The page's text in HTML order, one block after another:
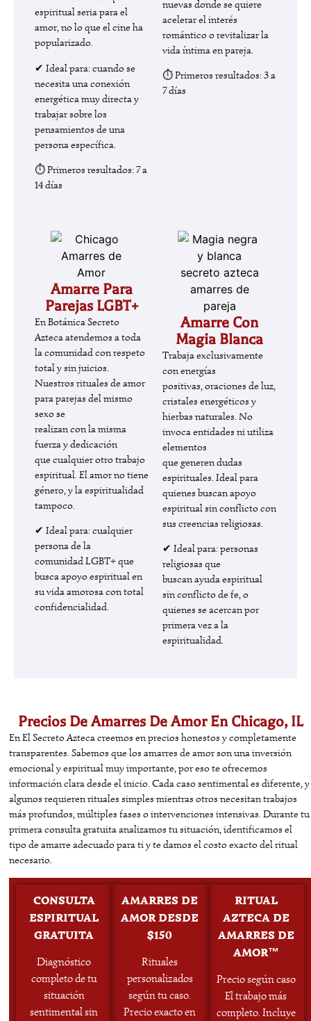
espiritual seria para el
amor, no lo que el cine ha
popularizado.
✔ Ideal para: cuando se
necesita una conexión
energética muy directa y
trabajar sobre los
pensamientos de una
persona específica.
⏱ Primeros resultados: 7 a
14 días
nuevas donde se quiere
acelerar el interés
romántico o revitalizar la
vida íntima en pareja.
⏱ Primeros resultados: 3 a
7 días
Amarre Para
Parejas LGBT+
En Botánica Secreto
Azteca atendemos a toda
la comunidad con respeto
total y sin juicios.
Nuestros rituales de amor
para parejas del mismo
sexo se
realizan con la misma
fuerza y dedicación
que cualquier otro trabajo
espiritual. El amor no tiene
género, y la espiritualidad
tampoco.
✔ Ideal para: cualquier
persona de la
comunidad LGBT+ que
busca apoyo espiritual en
su vida amorosa con total
confidencialidad.
Amarre Con
Magia Blanca
Trabaja exclusivamente
con energías
positivas, oraciones de luz,
cristales energéticos y
hierbas naturales. No
invoca entidades ni utiliza
elementos
que generen dudas
espirituales. Ideal para
quienes buscan apoyo
espiritual sin conflicto con
sus creencias religiosas.
✔ Ideal para: personas
religiosas que
buscan ayuda espiritual
sin conflicto de fe, o
quienes se acercan por
primera vez a la
espiritualidad.
Precios De Amarres De Amor En Chicago, IL
En El Secreto Azteca creemos en precios honestos y completamente
transparentes. Sabemos que los amarres de amor son una inversión
emocional y espiritual muy importante, por eso te ofrecemos
información clara desde el inicio. Cada caso sentimental es diferente, y
algunos requieren rituales simples mientras otros necesitan trabajos
más profundos, múltiples fases o intervenciones intensivas. Durante tu
primera consulta gratuita analizamos tu situación, identificamos el
tipo de amarre adecuado para ti y te damos el costo exacto del ritual
necesario.
CONSULTA
ESPIRITUAL
GRATUITA
Diagnóstico
completo de tu
situación
sentimental sin
AMARRES DE
AMOR DESDE
$150
Rituales
personalizados
según tu caso.
Precio exacto en
RITUAL
AZTECA DE
AMARRES DE
AMOR™
Precio según caso
El trabajo más
completo. Incluye